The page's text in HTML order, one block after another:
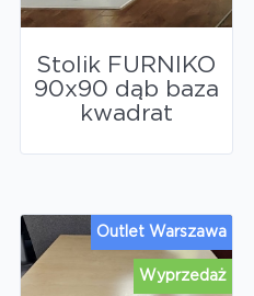
Stolik FURNIKO
90x90 dąb baza
kwadrat
Wyprzedaż
Outlet Warszawa